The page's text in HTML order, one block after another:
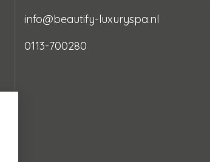
info@beautify-luxuryspa.nl
0113-700280